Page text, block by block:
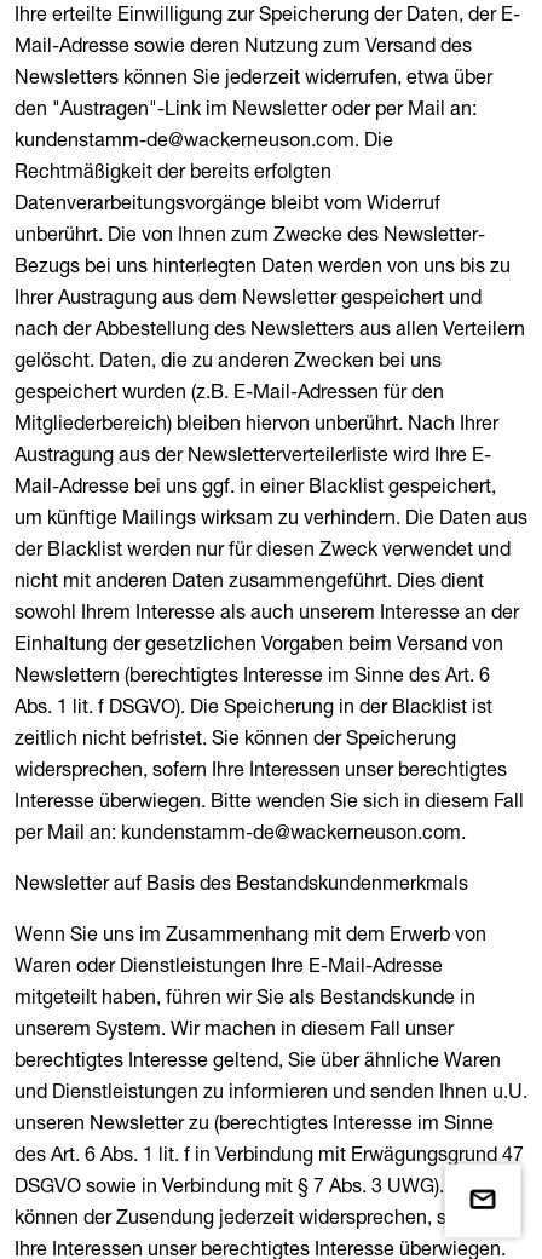
Ihre erteilte Einwilligung zur Speicherung der Daten, der E-
Mail-Adresse sowie deren Nutzung zum Versand des
Newsletters können Sie jederzeit widerrufen, etwa über
den "Austragen"-Link im Newsletter oder per Mail an:
kundenstamm-de@wackerneuson.com. Die
Rechtmäßigkeit der bereits erfolgten
Datenverarbeitungsvorgänge bleibt vom Widerruf
unberührt. Die von Ihnen zum Zwecke des Newsletter-
Bezugs bei uns hinterlegten Daten werden von uns bis zu
Ihrer Austragung aus dem Newsletter gespeichert und
nach der Abbestellung des Newsletters aus allen Verteilern
gelöscht. Daten, die zu anderen Zwecken bei uns
gespeichert wurden (z.B. E-Mail-Adressen für den
Mitgliederbereich) bleiben hiervon unberührt. Nach Ihrer
Austragung aus der Newsletterverteilerliste wird Ihre E-
Mail-Adresse bei uns ggf. in einer Blacklist gespeichert,
um künftige Mailings wirksam zu verhindern. Die Daten aus
der Blacklist werden nur für diesen Zweck verwendet und
nicht mit anderen Daten zusammengeführt. Dies dient
sowohl Ihrem Interesse als auch unserem Interesse an der
Einhaltung der gesetzlichen Vorgaben beim Versand von
Newslettern (berechtigtes Interesse im Sinne des Art. 6
Abs. 1 lit. f DSGVO). Die Speicherung in der Blacklist ist
zeitlich nicht befristet. Sie können der Speicherung
widersprechen, sofern Ihre Interessen unser berechtigtes
Interesse überwiegen. Bitte wenden Sie sich in diesem Fall
per Mail an: kundenstamm-de@wackerneuson.com.
Newsletter auf Basis des Bestandskundenmerkmals
Wenn Sie uns im Zusammenhang mit dem Erwerb von
Waren oder Dienstleistungen Ihre E-Mail-Adresse
mitgeteilt haben, führen wir Sie als Bestandskunde in
unserem System. Wir machen in diesem Fall unser
berechtigtes Interesse geltend, Sie über ähnliche Waren
und Dienstleistungen zu informieren und senden Ihnen u.U.
unseren Newsletter zu (berechtigtes Interesse im Sinne
des Art. 6 Abs. 1 lit. f in Verbindung mit Erwägungsgrund 47
DSGVO sowie in Verbindung mit § 7 Abs. 3 UWG). Sie
können der Zusendung jederzeit widersprechen, sofern
Ihre Interessen unser berechtigtes Interesse überwiegen.